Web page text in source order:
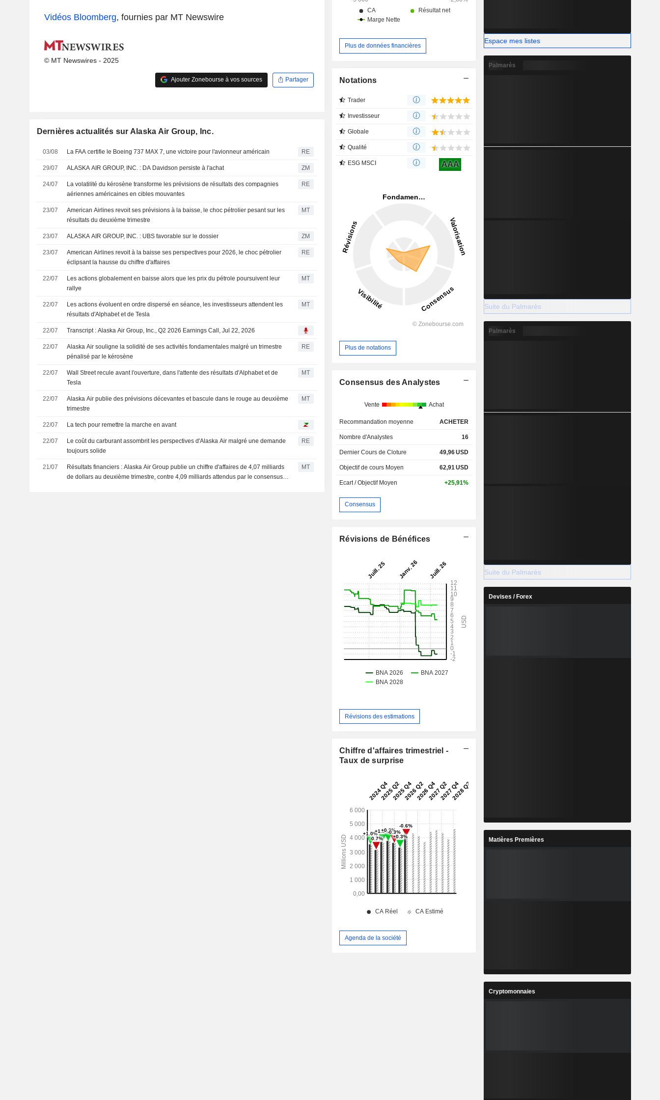
Vidéos Bloomberg, fournies par MT Newswire
© MT Newswires - 2025
Ajouter Zonebourse à vos sources Partager
Dernières actualités sur Alaska Air Group, Inc.
03/08 La FAA certifie le Boeing 737 MAX 7, une victoire pour l'avionneur américain RE
29/07 ALASKA AIR GROUP, INC. : DA Davidson persiste à l'achat ZM
24/07
La volatilité du kérosène transforme les prévisions de résultats des compagnies
aériennes américaines en cibles mouvantes
RE
23/07
American Airlines revoit ses prévisions à la baisse, le choc pétrolier pesant sur les
résultats du deuxième trimestre
MT
23/07 ALASKA AIR GROUP, INC. : UBS favorable sur le dossier ZM
23/07
American Airlines revoit à la baisse ses perspectives pour 2026, le choc pétrolier
éclipsant la hausse du chiffre d'affaires
RE
22/07
Les actions globalement en baisse alors que les prix du pétrole poursuivent leur
rallye
MT
22/07
Les actions évoluent en ordre dispersé en séance, les investisseurs attendent les
résultats d'Alphabet et de Tesla
MT
22/07 Transcript : Alaska Air Group, Inc., Q2 2026 Earnings Call, Jul 22, 2026
22/07
Alaska Air souligne la solidité de ses activités fondamentales malgré un trimestre
pénalisé par le kérosène
RE
22/07
Wall Street recule avant l'ouverture, dans l'attente des résultats d'Alphabet et de
Tesla
MT
22/07
Alaska Air publie des prévisions décevantes et bascule dans le rouge au deuxième
trimestre
MT
22/07 La tech pour remettre la marche en avant
22/07
Le coût du carburant assombrit les perspectives d'Alaska Air malgré une demande
toujours solide
RE
21/07
Résultats financiers : Alaska Air Group publie un chiffre d'affaires de 4,07 milliards
de dollars au deuxième trimestre, contre 4,09 milliards attendus par le consensus
MT
Plus de données financières
Notations
Trader
Investisseur
Globale
Qualité
ESG MSCI AAA
Plus de notations
Consensus des Analystes
Vente Achat
Recommandation moyenne ACHETER
Nombre d'Analystes 16
Dernier Cours de Cloture 49,96USD
Objectif de cours Moyen 62,91 USD
Ecart / Objectif Moyen +25,91%
Consensus
Révisions de Bénéfices
Révisions des estimations
Chiffre d'affaires trimestriel -
Taux de surprise
Agenda de la société
Espace mes listes
Palmarès
Suite du Palmarès
Palmarès
Suite du Palmarès
Devises / Forex
Matières Premières
Cryptomonnaies